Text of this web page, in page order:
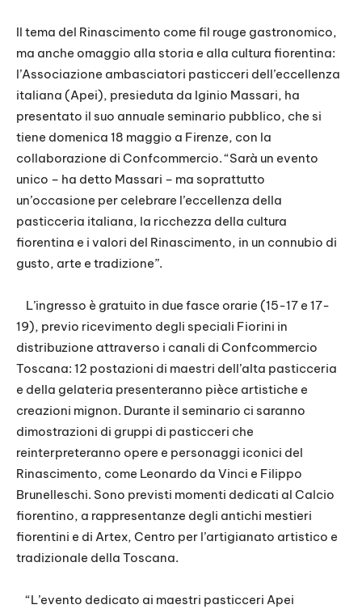
Il tema del Rinascimento come fil rouge gastronomico,
ma anche omaggio alla storia e alla cultura fiorentina:
l’Associazione ambasciatori pasticceri dell’eccellenza
italiana (Apei), presieduta da Iginio Massari, ha
presentato il suo annuale seminario pubblico, che si
tiene domenica 18 maggio a Firenze, con la
collaborazione di Confcommercio. “Sarà un evento
unico – ha detto Massari – ma soprattutto
un’occasione per celebrare l’eccellenza della
pasticceria italiana, la ricchezza della cultura
fiorentina e i valori del Rinascimento, in un connubio di
gusto, arte e tradizione”.
L’ingresso è gratuito in due fasce orarie (15-17 e 17-
19), previo ricevimento degli speciali Fiorini in
distribuzione attraverso i canali di Confcommercio
Toscana: 12 postazioni di maestri dell’alta pasticceria
e della gelateria presenteranno pièce artistiche e
creazioni mignon. Durante il seminario ci saranno
dimostrazioni di gruppi di pasticceri che
reinterpreteranno opere e personaggi iconici del
Rinascimento, come Leonardo da Vinci e Filippo
Brunelleschi. Sono previsti momenti dedicati al Calcio
fiorentino, a rappresentanze degli antichi mestieri
fiorentini e di Artex, Centro per l’artigianato artistico e
tradizionale della Toscana.
“L’evento dedicato ai maestri pasticceri Apei